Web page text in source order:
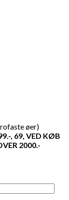
øer)
, 69, VED KØB
2000.-